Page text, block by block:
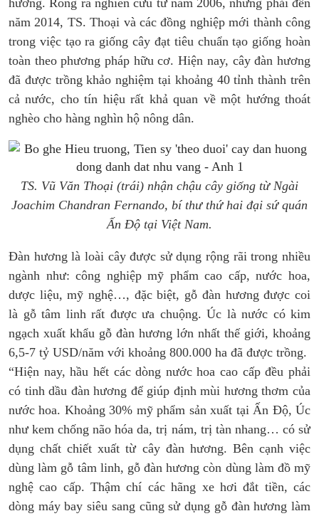
năm 2014, TS. Thoại và các đồng nghiệp mới thành công
trong việc tạo ra giống cây đạt tiêu chuẩn tạo giống hoàn
toàn theo phương pháp hữu cơ. Hiện nay, cây đàn hương
đã được trồng khảo nghiệm tại khoảng 40 tỉnh thành trên
cả nước, cho tín hiệu rất khả quan về một hướng thoát
nghèo cho hàng nghìn hộ nông dân.
TS. Vũ Văn Thoại (trái) nhận chậu cây giống từ Ngài
Joachim Chandran Fernando, bí thư thứ hai đại sứ quán
Ấn Độ tại Việt Nam.
Đàn hương là loài cây được sử dụng rộng rãi trong nhiều
ngành như: công nghiệp mỹ phẩm cao cấp, nước hoa,
dược liệu, mỹ nghệ…, đặc biệt, gỗ đàn hương được coi
là gỗ tâm linh rất được ưa chuộng. Úc là nước có kim
ngạch xuất khẩu gỗ đàn hương lớn nhất thế giới, khoảng
6,5-7 tỷ USD/năm với khoảng 800.000 ha đã được trồng.
“Hiện nay, hầu hết các dòng nước hoa cao cấp đều phải
có tinh dầu đàn hương để giúp định mùi hương thơm của
nước hoa. Khoảng 30% mỹ phẩm sản xuất tại Ấn Độ, Úc
như kem chống não hóa da, trị nám, trị tàn nhang… có sử
dụng chất chiết xuất từ cây đàn hương. Bên cạnh việc
dùng làm gỗ tâm linh, gỗ đàn hương còn dùng làm đồ mỹ
nghệ cao cấp. Thậm chí các hãng xe hơi đắt tiền, các
dòng máy bay siêu sang cũng sử dụng gỗ đàn hương làm